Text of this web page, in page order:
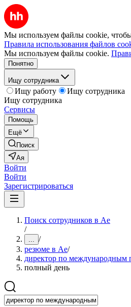
Мы используем файлы cookie, чтобы
Правила использования файлов
Мы используем файлы cookie.
Понятно
Ищу сотрудника
Ищу работу
Ищу сотрудника
Ищу сотрудника
Сервисы
Помощь
Ещё
Поиск
Ая
Войти
Войти
Зарегистрироваться
Поиск сотрудников в Ае
/
... /
резюме в Ае/
директор по международным
полный день